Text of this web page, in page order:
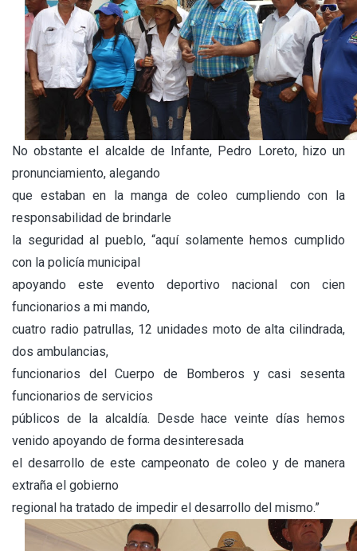
No obstante el alcalde de Infante, Pedro Loreto, hizo un
pronunciamiento, alegando
que estaban en la manga de coleo cumpliendo con la
responsabilidad de brindarle
la seguridad al pueblo, “aquí solamente hemos cumplido
con la policía municipal
apoyando este evento deportivo nacional con cien
funcionarios a mi mando,
cuatro radio patrullas, 12 unidades moto de alta cilindrada,
dos ambulancias,
funcionarios del Cuerpo de Bomberos y casi sesenta
funcionarios de servicios
públicos de la alcaldía. Desde hace veinte días hemos
venido apoyando de forma desinteresada
el desarrollo de este campeonato de coleo y de manera
extraña el gobierno
regional ha tratado de impedir el desarrollo del mismo.”